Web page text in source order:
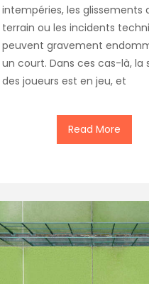
intempéries, les glissements
terrain ou les incidents
peuvent gravement
un court. Dans ces cas-là, la
des joueurs est en jeu, et
Read More